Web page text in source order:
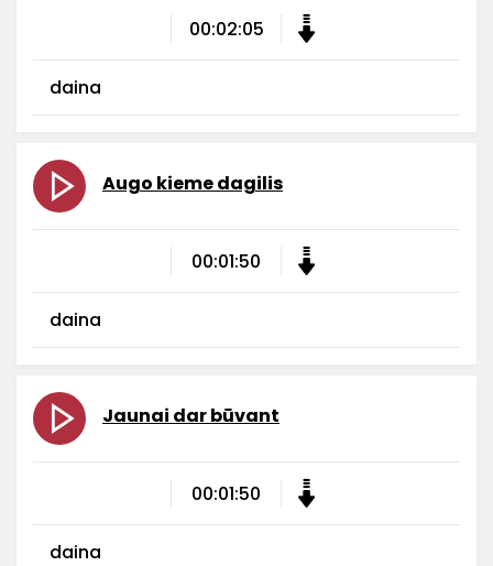
00:02:05
daina
Augo kieme dagilis
00:01:50
daina
Jaunai dar būvant
00:01:50
daina